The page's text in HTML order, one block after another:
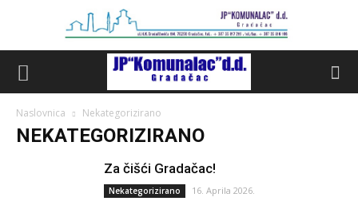
Naslovnica Nekategorizirano
NEKATEGORIZIRANO
Za čišći Gradačac!
Nekategorizirano 16. Aprila 2026.